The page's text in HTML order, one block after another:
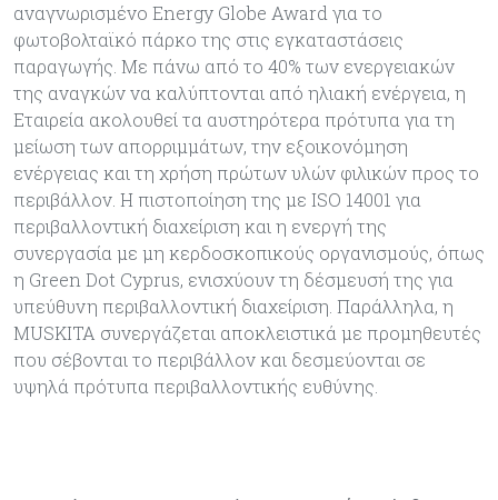
αναγνωρισμένο Energy Globe Award για το
φωτοβολταϊκό πάρκο της στις εγκαταστάσεις
παραγωγής. Με πάνω από το 40% των ενεργειακών
της αναγκών να καλύπτονται από ηλιακή ενέργεια, η
Εταιρεία ακολουθεί τα αυστηρότερα πρότυπα για τη
μείωση των απορριμμάτων, την εξοικονόμηση
ενέργειας και τη χρήση πρώτων υλών φιλικών προς το
περιβάλλον. Η πιστοποίηση της με ISO 14001 για
περιβαλλοντική διαχείριση και η ενεργή της
συνεργασία με μη κερδοσκοπικούς οργανισμούς, όπως
η Green Dot Cyprus, ενισχύουν τη δέσμευσή της για
υπεύθυνη περιβαλλοντική διαχείριση. Παράλληλα, η
MUSKITA συνεργάζεται αποκλειστικά με προμηθευτές
που σέβονται το περιβάλλον και δεσμεύονται σε
υψηλά πρότυπα περιβαλλοντικής ευθύνης.